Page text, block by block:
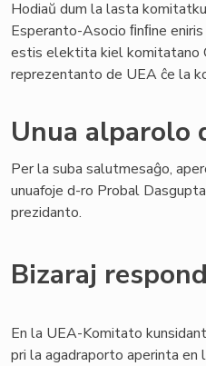
Hodiaŭ dum la lasta
Esperanto-Asocio ﬁnﬁne
estis elektita kiel komitatano
reprezentanto de UEA ĉe la
Unua alparolo
Per la suba salutmesaĝo,
unuafoje d-ro Probal
prezidanto.
Bizaraj
En la UEA-Komitato
pri la agadraporto aperinta en